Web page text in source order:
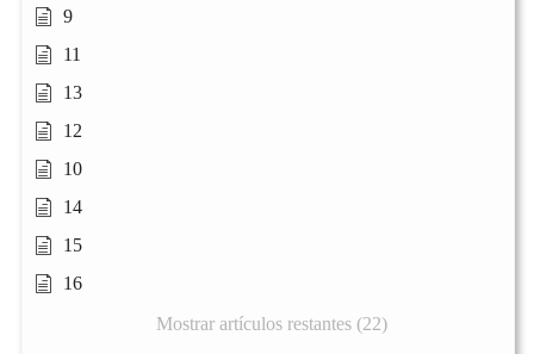
9
11
13
12
10
14
15
16
Mostrar artículos restantes (22)